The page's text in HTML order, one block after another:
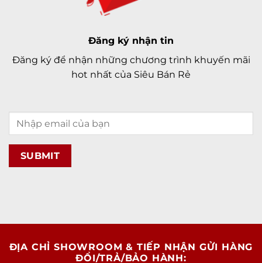
Đăng ký nhận tin
Đăng ký để nhận những chương trình khuyến mãi
hot nhất của Siêu Bán Rẻ
ĐỊA CHỈ SHOWROOM & TIẾP NHẬN GỬI HÀNG
ĐỔI/TRẢ/BẢO HÀNH: